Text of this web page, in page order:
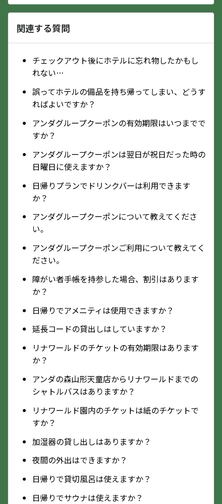
関連する質問
チェックアウト後にホテルに忘れ物したかもし
れない…
誤ってホテルの備品を持ち帰ってしまい、どうす
ればよいですか？
アンダグループクーポンの有効期限はいつまでで
すか？
アンダグループクーポンは翌日が祝日だった時の
日曜日に使えますか？
日帰りプランでドリンクバーは利用できます
か？
アンダグループクーポンについて教えてくださ
い。
アンダグループクーポンご利用について教えてく
ださい。
障がい者手帳を持参した場合、割引はあります
か？
日帰りでアメニティは使用できますか？
延長コードの貸出しはしていますか？
リナワールドのチケットの有効期限はあります
か？
アンダの森山形天童店からリナワールドまでの
シャトルバスはありますか？
リナワールド園内のチケットは紙のチケットで
すか？
加湿器の貸し出しはありますか？
夜間の外出はできますか？
日帰りで貸切風呂は使えますか？
日帰りでサウナは使えますか？